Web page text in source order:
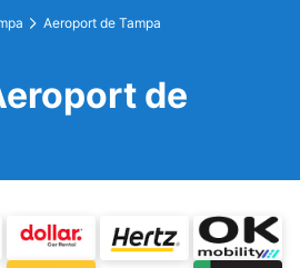
Aeroport de Tampa
de